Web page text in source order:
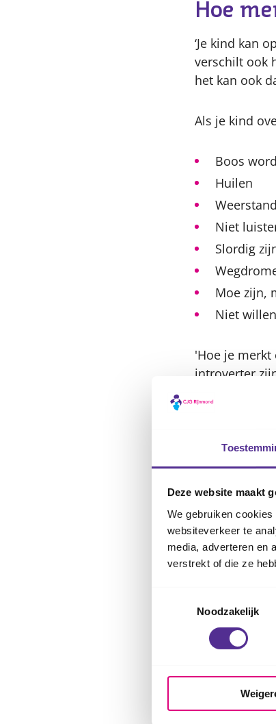
Deze website maakt
We gebruiken
websiteverkeer te
media, adverteren en
verstrekt of die ze
Noodzakelijk
Hoe
‘Je kind kan
verschilt ook
het kan ook
Als je kind
Boos
Huilen
Niet
Slordig
Moe zijn,
Niet
'Hoe je
introverter
jou
kan een
maar gaan
van
Wat
1. Houd
of op
om juist in
tijden eten
2. Plan